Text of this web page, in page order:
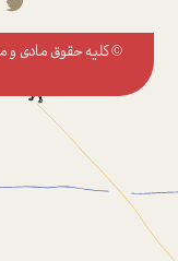
© کلیه حقوق مادی و